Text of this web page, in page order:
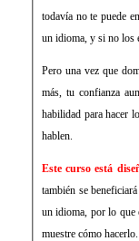
todavía no te puede
un idioma, y ​​si no los
Pero una vez que
más, tu confianza
habilidad para hacer
hablen.
Este curso está
también se
un idioma, por lo que
muestre cómo hacerlo.